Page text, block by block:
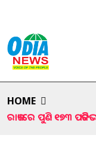
HOME
ରାଜ୍ୟରେ ପୁଣି ୧୭୩ ପଜିଟିଭ